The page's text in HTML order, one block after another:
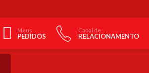
Meus
PEDIDOS
Canal de
RELACIONAMENTO